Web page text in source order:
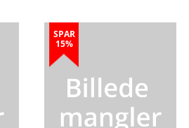
SPAR
15%